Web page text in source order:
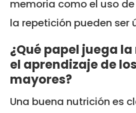
memoria como el uso
la repetición pueden ser
¿Qué papel juega
el aprendizaje de
mayores?
Una buena nutrición es